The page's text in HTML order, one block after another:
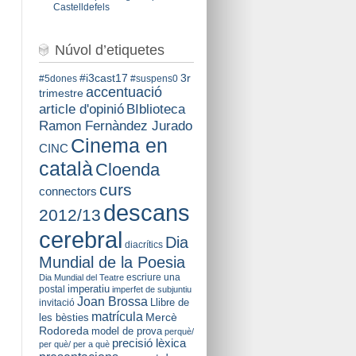
Castelldefels
Núvol d’etiquetes
#5dones #i3cast17 #suspens0 3r
trimestre accentuació
article d'opinió BIblioteca
Ramon Fernàndez Jurado
CINC Cinema en
catalàCloenda
connectors curs
2012/13 descans
cerebral diacrítics Dia
Mundial de la Poesia
Dia Mundial del Teatre escriure una
postal imperatiu imperfet de subjuntiu
invitació Joan Brossa
Llibre de
les bèsties matrícula Mercè
Rodoreda model de prova perquè/
per què/ per a què precisió lèxica